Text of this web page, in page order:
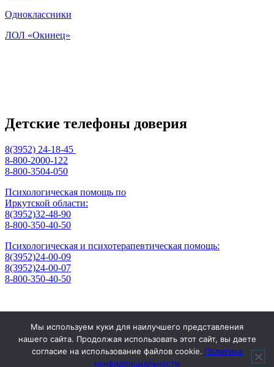
Одноклассники
ЛОЛ «Окинец»
Детские телефоны доверия
8(3952) 24-18-45
8-800-2000-122
8-800-3504-050
Психологическая помощь по
Иркутской области:
8(3952)32-48-90
8-800-350-40-50
Психологическая и психотерапевтическая помощь:
8(3952)24-00-09
8(3952)24-00-07
8-800-350-40-50
Контакты
Режим работы
666304, Российская Федерация, Иркутская область, г. Саянск,
Мы используем куки для наилучшего представления
нашего сайта. Продолжая использовать этот сайт, вы даете
согласие на использование файлов cookie. Политика
конфиденциальности